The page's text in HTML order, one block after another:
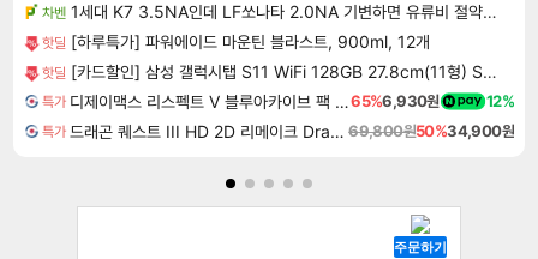
차벤 1세대 K7 3.5NA인데 LF쏘나타 2.0NA 기변하면 유류비 절약이 얼마나 될까요..?
핫딜 [하루특가] 파워에이드 마운틴 블라스트, 900ml, 12개
핫딜 [카드할인] 삼성 갤럭시탭 S11 WiFi 128GB 27.8cm(11형) S펜포함 태블릿PC
특가 디제이맥스 리스펙트 V 블루아카이브 팩 DJMAX RESPECT V Blue Archive Pack DLC65%6,930원 12%
특가 드래곤 퀘스트 III HD 2D 리메이크 Dragon Quest III HD 2D Remake 69,800원50%34,900원